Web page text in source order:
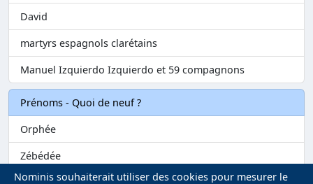
David
martyrs espagnols clarétains
Manuel Izquierdo Izquierdo et 59 compagnons
Prénoms - Quoi de neuf ?
Orphée
Zébédée
Nominis souhaiterait utiliser des cookies pour mesurer le